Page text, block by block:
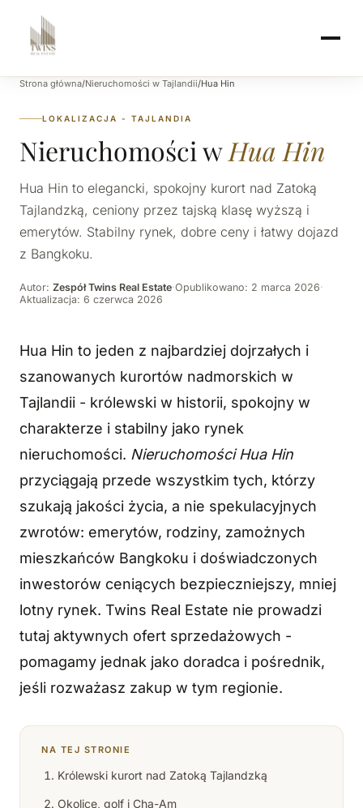
Strona główna/Nieruchomości w Tajlandii/Hua Hin
LOKALIZACJA - TAJLANDIA
Nieruchomości wHua Hin
Hua Hin to elegancki, spokojny kurort nad Zatoką
Tajlandzką, ceniony przez tajską klasę wyższą i
emerytów. Stabilny rynek, dobre ceny i łatwy dojazd
z Bangkoku.
Autor: Zespół Twins Real Estate·Opublikowano: 2 marca 2026·
Aktualizacja: 6 czerwca 2026
Hua Hin to jeden z najbardziej dojrzałych i
szanowanych kurortów nadmorskich w
Tajlandii - królewski w historii, spokojny w
charakterze i stabilny jako rynek
nieruchomości. Nieruchomości Hua Hin
przyciągają przede wszystkim tych, którzy
szukają jakości życia, a nie spekulacyjnych
zwrotów: emerytów, rodziny, zamożnych
mieszkańców Bangkoku i doświadczonych
inwestorów ceniących bezpieczniejszy, mniej
lotny rynek. Twins Real Estate nie prowadzi
tutaj aktywnych ofert sprzedażowych -
pomagamy jednak jako doradca i pośrednik,
jeśli rozważasz zakup w tym regionie.
NA TEJ STRONIE
Królewski kurort nad Zatoką Tajlandzką
Okolice, golf i Cha-Am